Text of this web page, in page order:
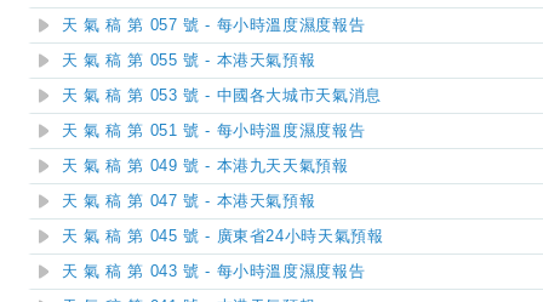
天 氣 稿 第 057 號 - 每小時溫度濕度報告
天 氣 稿 第 055 號 - 本港天氣預報
天 氣 稿 第 053 號 - 中國各大城市天氣消息
天 氣 稿 第 051 號 - 每小時溫度濕度報告
天 氣 稿 第 049 號 - 本港九天天氣預報
天 氣 稿 第 047 號 - 本港天氣預報
天 氣 稿 第 045 號 - 廣東省24小時天氣預報
天 氣 稿 第 043 號 - 每小時溫度濕度報告